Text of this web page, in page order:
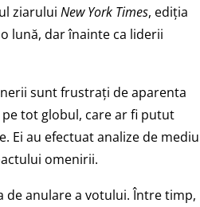
ziarului New York Times, ediția
lună, dar înainte ca liderii
sunt frustrați de aparenta
tot globul, care ar fi putut
Ei au efectuat analize de mediu
omenirii.
de anulare a votului. Între timp,